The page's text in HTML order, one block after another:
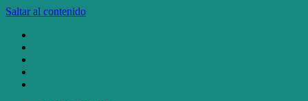
Saltar al contenido